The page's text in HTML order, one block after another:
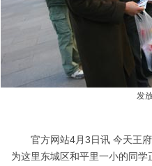
发
官方网站4月3日讯 今天王府
为这里东城区和平里一小的同学